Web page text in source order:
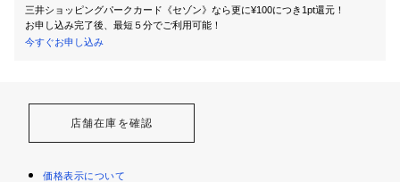
三井ショッピングパークカード《セゾン》なら更に¥100につき1pt還元！
お申し込み完了後、最短５分でご利用可能！
今すぐお申し込み
店舗在庫を確認
価格表示について